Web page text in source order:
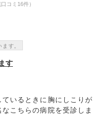
コミ16件）
す。
す
いるときに胸にしこりが
こちらの病院を受診しま